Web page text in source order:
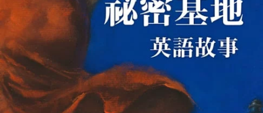
居家生活
男裝 化妝保養